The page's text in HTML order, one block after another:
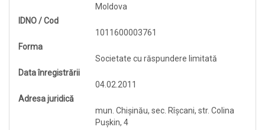
Moldova
IDNO / Cod
1011600003761
Forma
Societate cu răspundere limitată
Data înregistrării
04.02.2011
Adresa juridică
mun. Chişinău, sec. Rîşcani, str. Colina
Puşkin, 4